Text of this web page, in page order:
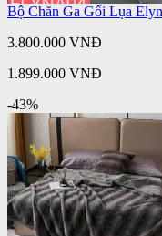
Bộ Chăn Ga Gối Lụa
3.800.000 VNĐ
1.899.000 VNĐ
-43%